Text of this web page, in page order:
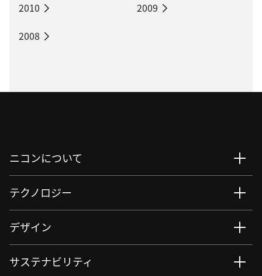
2010
2009
2008
ニコンについて
テクノロジー
デザイン
サステナビリティ